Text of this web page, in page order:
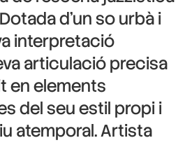
d’un so urbà i
interpretació
articulació precisa
en elements
del seu estil propi i
atemporal. Artista